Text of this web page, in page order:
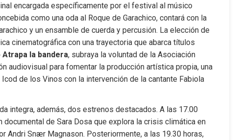
encargada específicamente por el festival al músico
como una oda al Roque de Garachico, contará con la
y un ensamble de cuerda y percusión. La elección de
cinematográfica con una trayectoria que abarca títulos
Atrapa la bandera, subraya la voluntad de la Asociación
audiovisual para fomentar la producción artística propia, una
de los Vinos con la intervención de la cantante Fabiola
integra, además, dos estrenos destacados. A las 17.00
documental de Sara Dosa que explora la crisis climática en
Andri Snær Magnason. Posteriormente, a las 19.30 horas,